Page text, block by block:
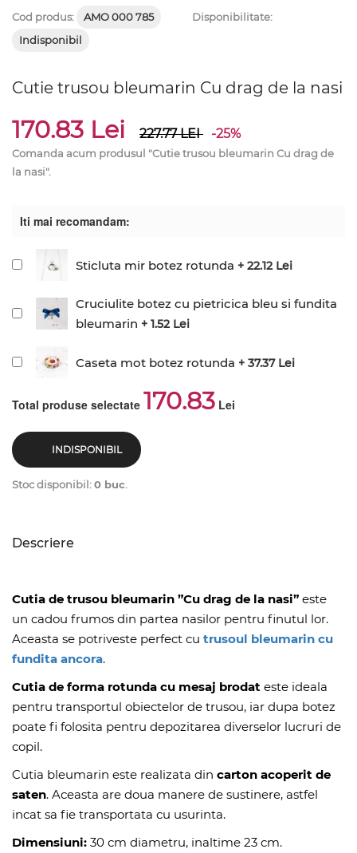
Cod produs: AMO 000 785
Disponibilitate:
Indisponibil
Cutie trusou bleumarin Cu drag de la nasi
170.83 Lei 227.77LEI -25%
Comanda acum produsul "Cutie trusou bleumarin Cu drag de
la nasi".
Iti mai recomandam:
Sticluta mir botez rotunda + 22.12 Lei
Cruciulite botez cu pietricica bleu si fundita
bleumarin + 1.52 Lei
Caseta mot botez rotunda + 37.37 Lei
Total produse selectate 170.83 Lei
INDISPONIBIL
Stoc disponibil:0 buc.
Descriere
Cutia de trusou bleumarin ”Cu drag de la nasi” este
un cadou frumos din partea nasilor pentru finutul lor.
Aceasta se potriveste perfect cu trusoul bleumarin cu
fundita ancora.
Cutia de forma rotunda cu mesaj brodat este ideala
pentru transportul obiectelor de trusou, iar dupa botez
poate fi folosita pentru depozitarea diverselor lucruri de
copil.
Cutia bleumarin este realizata din carton acoperit de
saten. Aceasta are doua manere de sustinere, astfel
incat sa fie transportata cu usurinta.
Dimensiuni: 30 cm diametru, inaltime 23 cm.